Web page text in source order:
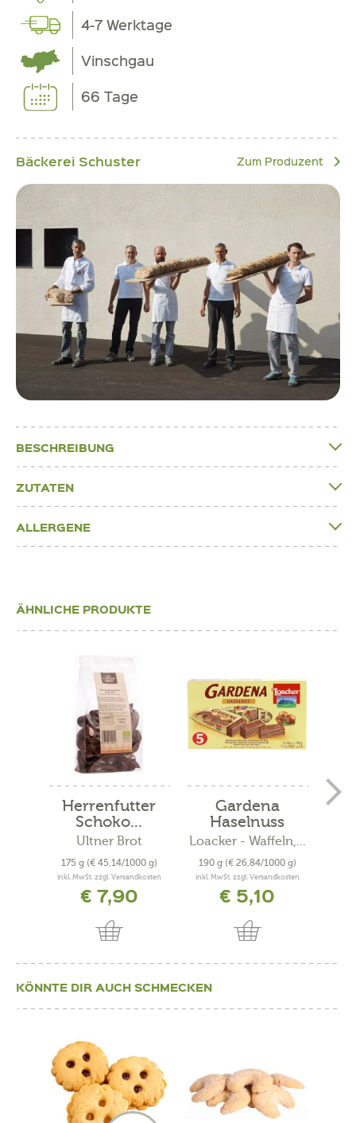
4-7 Werktage
Vinschgau
66 Tage
Bäckerei Schuster Zum Produzent
BESCHREIBUNG
ZUTATEN
ALLERGENE
ÄHNLICHE PRODUKTE
Herrenfutter
Schoko...
Ultner Brot
175 g (€ 45,14/1000 g)
inkl. MwSt. zzgl. Versandkosten
€ 7,90
Gardena
Haselnuss
Loacker - Waffeln,...
190 g (€ 26,84/1000 g)
inkl. MwSt. zzgl. Versandkosten
€ 5,10
KÖNNTE DIR AUCH SCHMECKEN